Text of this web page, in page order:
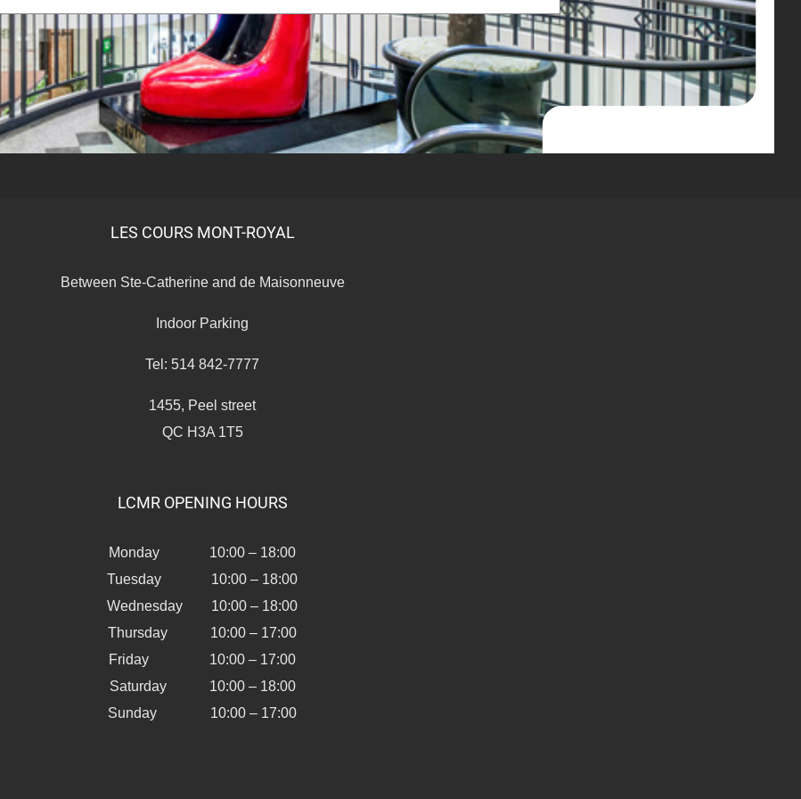
LES COURS MONT-ROYAL
Between Ste-Catherine and de Maisonneuve
Indoor Parking
Tel: 514 842-7777
1455, Peel street
QC H3A 1T5
LCMR OPENING HOURS
Monday 10:00 – 18:00
Tuesday 10:00 – 18:00
Wednesday 10:00 – 18:00
Thursday 10:00 – 17:00
Friday 10:00 – 17:00
Saturday 10:00 – 18:00
Sunday 10:00 – 17:00